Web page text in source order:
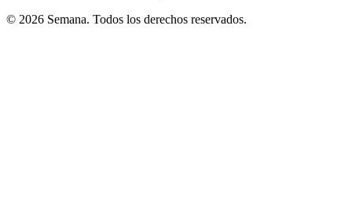
© 2026 Semana. Todos los derechos reservados.